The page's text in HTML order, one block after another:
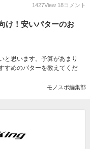
1427View 18コメント
け！安いパターのお
と思います。予算があまり
すめのパターを教えてくだ
モノスポ編集部